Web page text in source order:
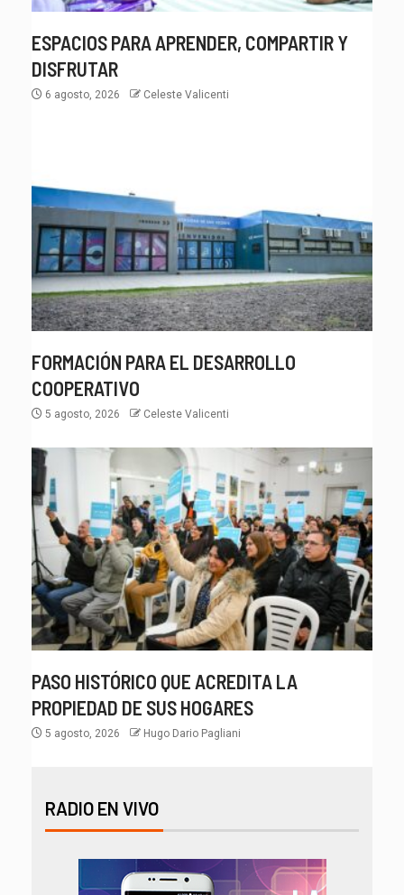
ESPACIOS PARA APRENDER, COMPARTIR Y
DISFRUTAR
6 agosto, 2026 Celeste Valicenti
FORMACIÓN PARA EL DESARROLLO
COOPERATIVO
5 agosto, 2026 Celeste Valicenti
PASO HISTÓRICO QUE ACREDITA LA
PROPIEDAD DE SUS HOGARES
5 agosto, 2026 Hugo Dario Pagliani
RADIO EN VIVO